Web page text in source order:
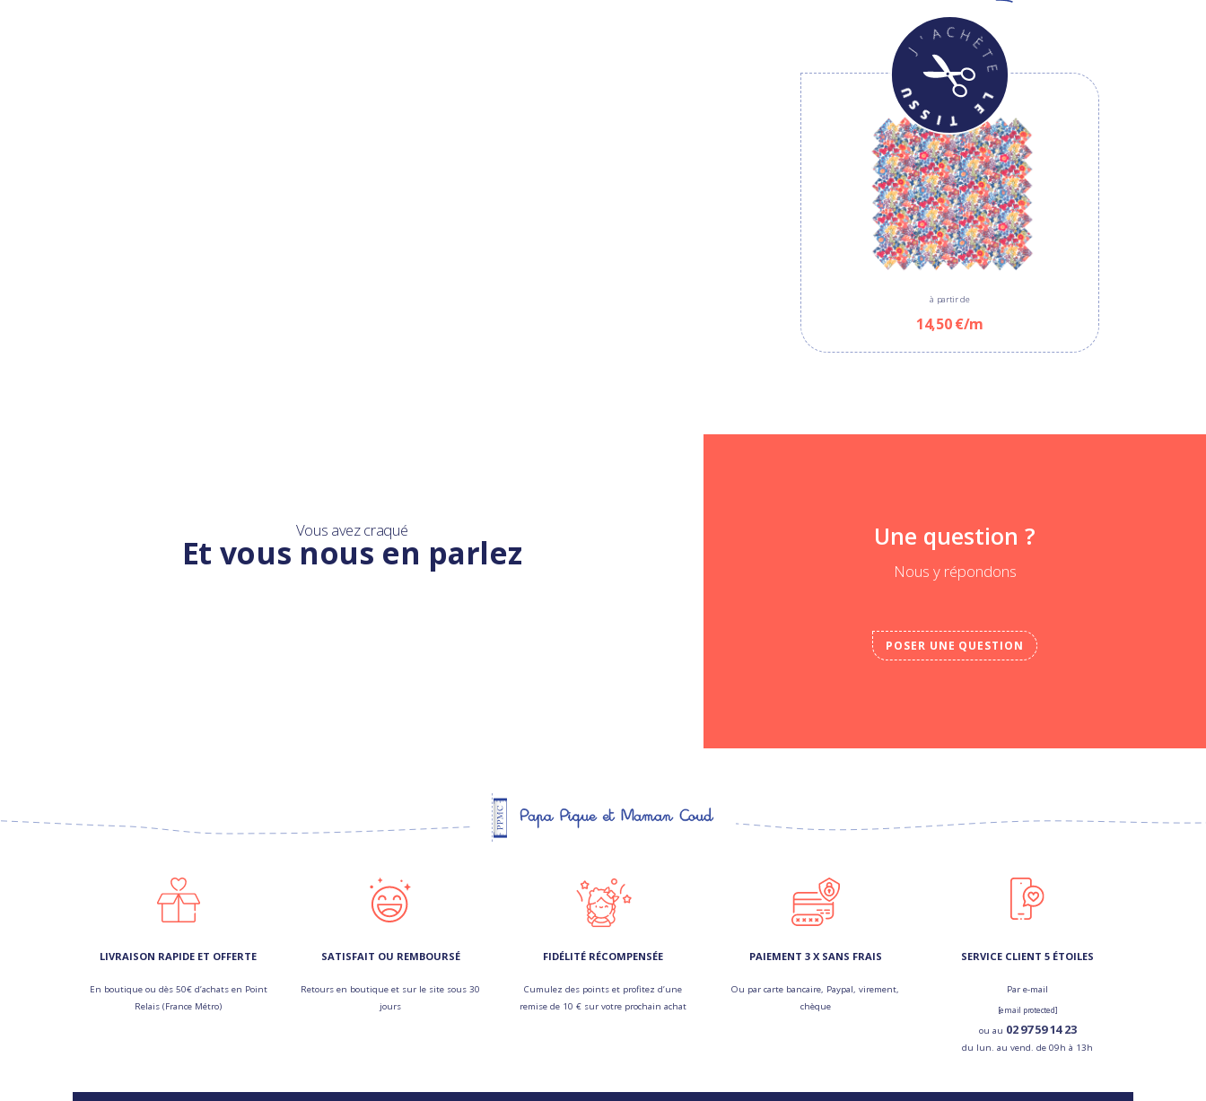
à partir de
14,50 €/m
Vous avez craqué
Et vous nous en parlez Une question ?
Nous y répondons
POSER UNE QUESTION
LIVRAISON RAPIDE ET OFFERTE
En boutique ou dès 50€ d’achats en Point
Relais (France Métro)
SATISFAIT OU REMBOURSÉ
Retours en boutique et sur le site sous 30
jours
FIDÉLITÉ RÉCOMPENSÉE
Cumulez des points et profitez d’une
remise de 10 € sur votre prochain achat
PAIEMENT 3 X SANS FRAIS
Ou par carte bancaire, Paypal, virement,
chèque
SERVICE CLIENT 5 ÉTOILES
Par e-mail
[email protected]
ou au 02 97 59 14 23
du lun. au vend. de 09h à 13h